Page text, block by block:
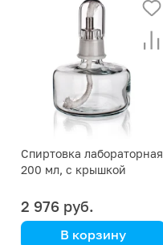
104 100) (Simax)
Спиртовка лабораторная
200 мл, с крышкой
2 976 руб.
В корзину